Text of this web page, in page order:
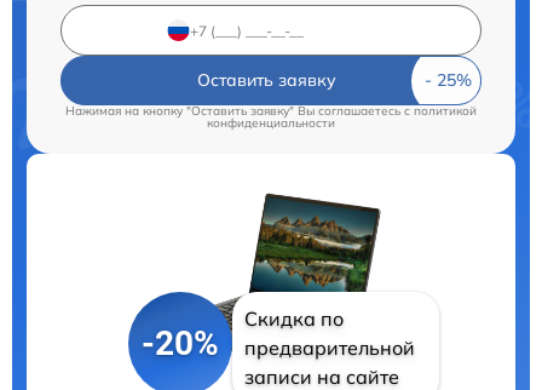
Оставить заявку
Нажимая на кнопку "Оставить заявку" Вы соглашаетесь cполитикой
конфиденциальности
-20%
Скидка по
предварительной
записи на сайте